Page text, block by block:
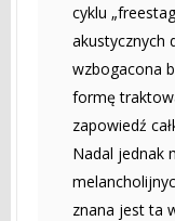
cyklu
akustycznych
wzbogacona
formę
zapowiedź
Nadal jednak
znana jest ta